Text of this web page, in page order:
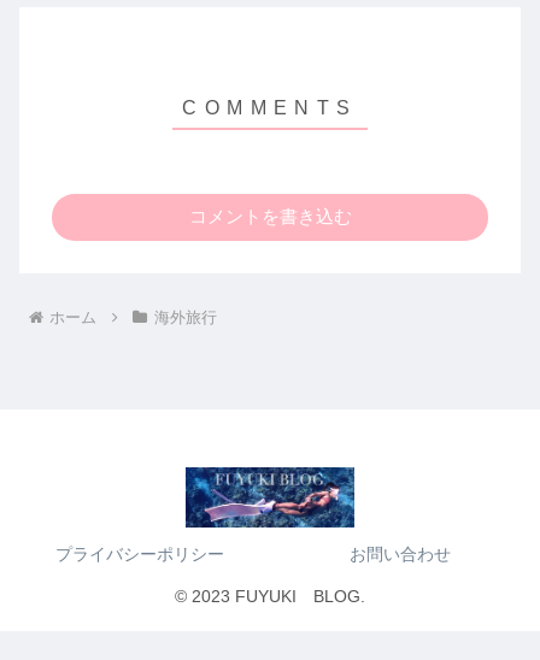
コメントを書き込む
ホーム 海外旅行
プライバシーポリシー お問い合わせ
© 2023 FUYUKI BLOG.